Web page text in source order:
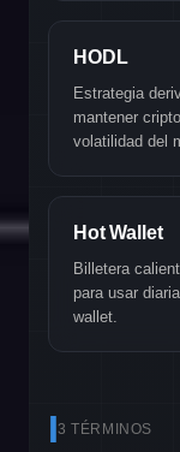
HODL
Estrategia
mantener
volatilidad del
Hot Wallet
Billetera
para usar
wallet.
I3 TÉRMINOS